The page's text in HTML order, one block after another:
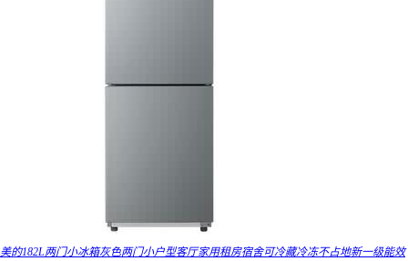
美的182L两门小冰箱灰色两门小户型客厅家用租房宿舍可冷藏冷冻不占地新一级能效